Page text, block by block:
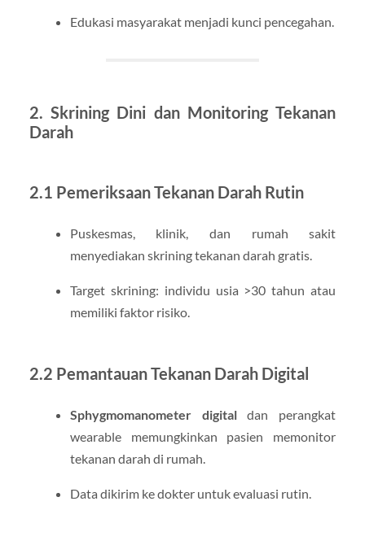
Edukasi masyarakat menjadi kunci pencegahan.
2. Skrining Dini dan Monitoring Tekanan
Darah
2.1 Pemeriksaan Tekanan Darah Rutin
Puskesmas, klinik, dan rumah sakit
menyediakan skrining tekanan darah gratis.
Target skrining: individu usia >30 tahun atau
memiliki faktor risiko.
2.2 Pemantauan Tekanan Darah Digital
Sphygmomanometer digitaldan perangkat
wearable memungkinkan pasien memonitor
tekanan darah di rumah.
Data dikirim ke dokter untuk evaluasi rutin.